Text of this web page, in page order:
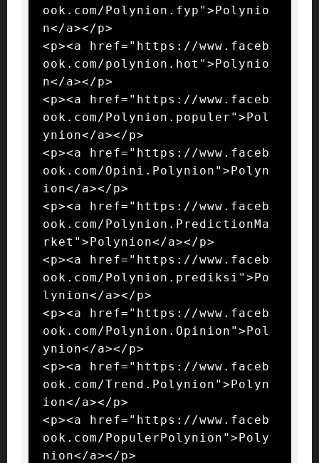
ook.com/Polynion.fyp">Polynio
n</a></p>
<p><a href="https://www.faceb
ook.com/polynion.hot">Polynio
n</a></p>
<p><a href="https://www.faceb
ook.com/Polynion.populer">Pol
ynion</a></p>
<p><a href="https://www.faceb
ook.com/Opini.Polynion">Polyn
ion</a></p>
<p><a href="https://www.faceb
ook.com/Polynion.PredictionMa
rket">Polynion</a></p>
<p><a href="https://www.faceb
ook.com/Polynion.prediksi">Po
lynion</a></p>
<p><a href="https://www.faceb
ook.com/Polynion.Opinion">Pol
ynion</a></p>
<p><a href="https://www.faceb
ook.com/Trend.Polynion">Polyn
ion</a></p>
<p><a href="https://www.faceb
ook.com/PopulerPolynion">Poly
nion</a></p>